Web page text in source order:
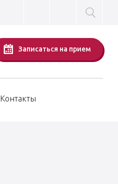
Записаться на прием
Контакты